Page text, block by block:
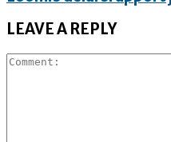
LEAVE A REPLY